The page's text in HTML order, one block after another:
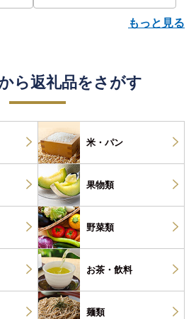
もっと見る
ら返礼品をさがす
米・パン
果物類
野菜類
お茶・ 飲料
麺類